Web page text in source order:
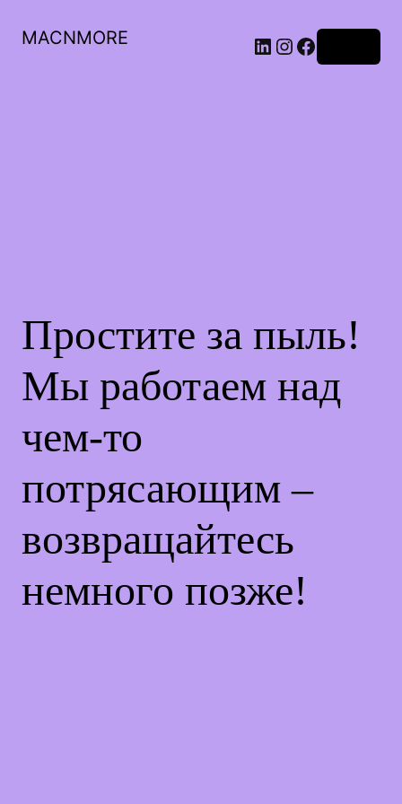
MACNMORE
Простите за пыль!
Мы работаем над
чем-то
потрясающим –
возвращайтесь
немного позже!